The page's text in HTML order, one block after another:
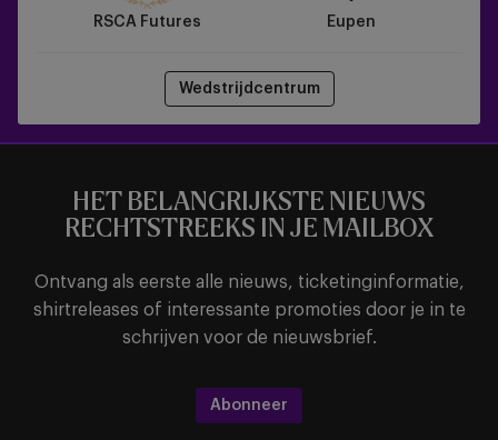
RSCA Futures Eupen
Wedstrijdcentrum
HET BELANGRIJKSTE NIEUWS
RECHTSTREEKS IN JE MAILBOX
Ontvang als eerste alle nieuws, ticketinginformatie,
shirtreleases of interessante promoties door je in te
schrijven voor de nieuwsbrief.
Abonneer